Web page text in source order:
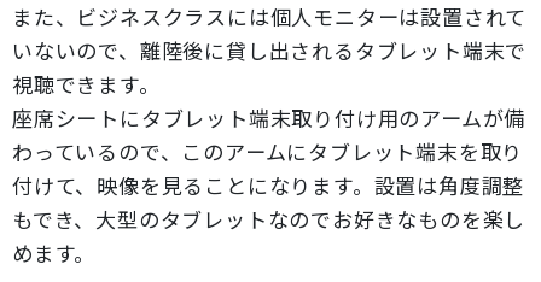
また、ビジネスクラスには個人モニターは設置されて
いないので、離陸後に貸し出されるタブレット端末で
視聴できます。
座席シートにタブレット端末取り付け用のアームが備
わっているので、このアームにタブレット端末を取り
付けて、映像を見ることになります。設置は角度調整
もでき、大型のタブレットなのでお好きなものを楽し
めます。